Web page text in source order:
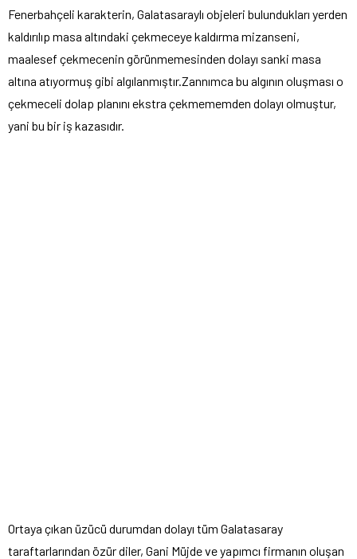
Fenerbahçeli karakterin, Galatasaraylı objeleri bulundukları yerden
kaldırılıp masa altındaki çekmeceye kaldırma mizanseni,
maalesef çekmecenin görünmemesinden dolayı sanki masa
altına atıyormuş gibi algılanmıştır.Zannımca bu algının oluşması o
çekmeceli dolap planını ekstra çekmememden dolayı olmuştur,
yani bu bir iş kazasıdır.
Ortaya çıkan üzücü durumdan dolayı tüm Galatasaray
taraftarlarından özür diler, Gani Müjde ve yapımcı firmanın oluşan